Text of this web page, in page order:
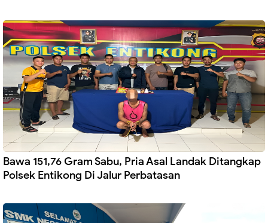
Bawa 151,76 Gram Sabu, Pria Asal Landak Ditangkap
Polsek Entikong Di Jalur Perbatasan